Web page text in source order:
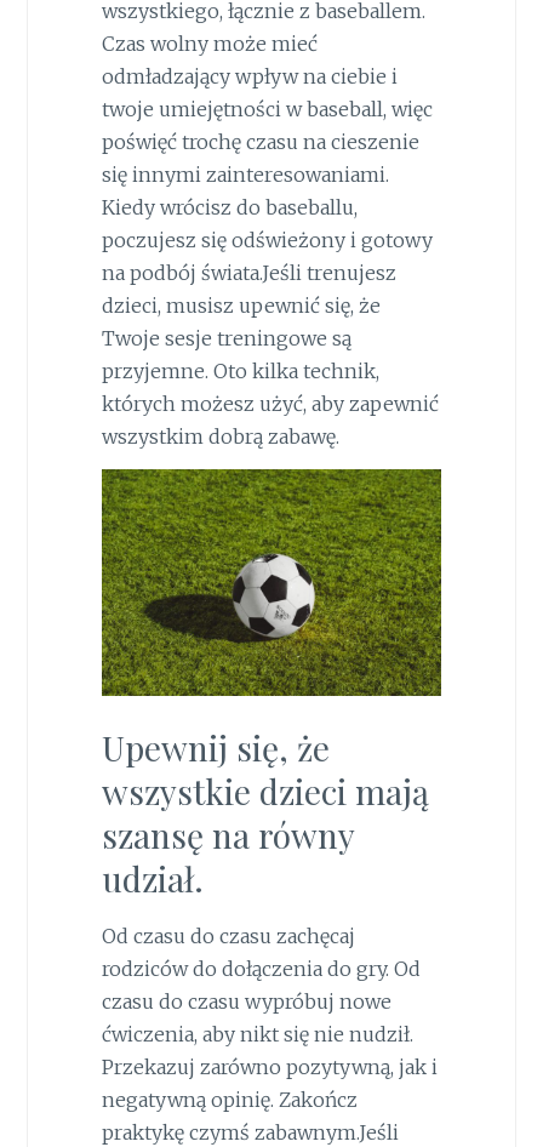
wszystkiego, łącznie z baseballem.
Czas wolny może mieć
odmładzający wpływ na ciebie i
twoje umiejętności w baseball, więc
poświęć trochę czasu na cieszenie
się innymi zainteresowaniami.
Kiedy wrócisz do baseballu,
poczujesz się odświeżony i gotowy
na podbój świata.Jeśli trenujesz
dzieci, musisz upewnić się, że
Twoje sesje treningowe są
przyjemne. Oto kilka technik,
których możesz użyć, aby zapewnić
wszystkim dobrą zabawę.
Upewnij się, że
wszystkie dzieci mają
szansę na równy
udział.
Od czasu do czasu zachęcaj
rodziców do dołączenia do gry. Od
czasu do czasu wypróbuj nowe
ćwiczenia, aby nikt się nie nudził.
Przekazuj zarówno pozytywną, jak i
negatywną opinię. Zakończ
praktykę czymś zabawnym.Jeśli